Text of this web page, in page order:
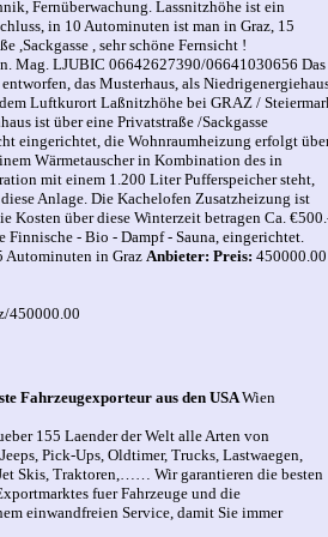
Fernüberwachung. Lassnitzhöhe ist ein
in 10 Autominuten ist man in Graz, 15
,Sackgasse , sehr schöne Fernsicht !
Mag. LJUBIC 06642627390/06641030656 Das
das Musterhaus, als
Luftkurort Laßnitzhöhe bei GRAZ /
ist über eine Privatstraße /Sackgasse
eingerichtet, die Wohnraumheizung erfolgt
Wärmetauscher in Kombination des in
mit einem 1.200 Liter Pufferspeicher steht,
Anlage. Die Kachelofen Zusatzheizung ist
Kosten über diese Winterzeit betragen Ca.
- Bio - Dampf - Sauna, eingerichtet.
Autominuten in GrazAnbieter: Preis: 450000.00
450000.00
Fahrzeugexporteur aus den USAWien
155 Laender der Welt alle Arten von
Pick-Ups, Oldtimer, Trucks, Lastwaegen,
Skis, Traktoren,…… Wir garantieren die besten
fuer Fahrzeuge und die
einwandfreien Service, damit Sie immer